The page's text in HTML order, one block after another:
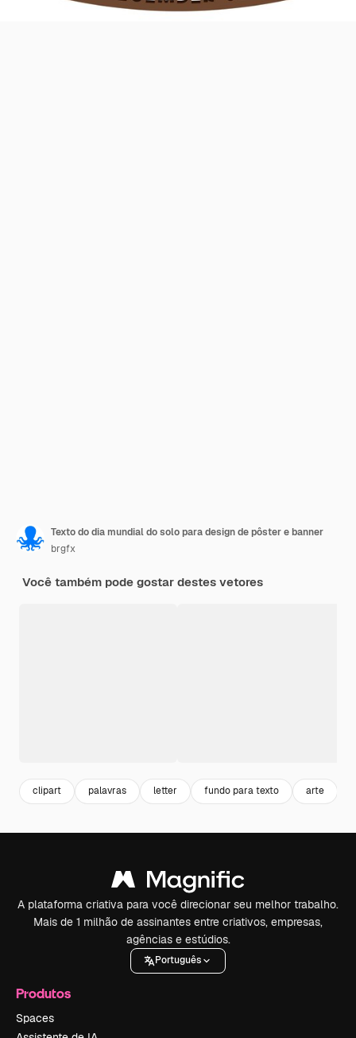
Texto do dia mundial do solo para design de pôster e banner
brgfx
Você também pode gostar destes vetores
clipart palavras letter fundo para texto arte
A plataforma criativa para você direcionar seu melhor trabalho.
Mais de 1 milhão de assinantes entre criativos, empresas,
agências e estúdios.
Português
Produtos
Spaces